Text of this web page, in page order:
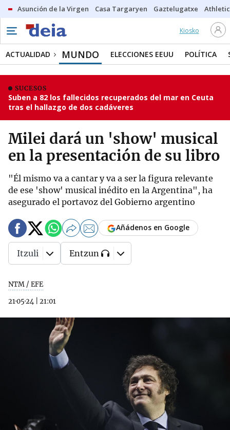
Asunción de la Virgen Casa Targaryen Gaztelugatxe Athletic
Kiosko
ACTUALIDAD MUNDO ELECCIONES EEUU POLÍTICA
SUCESOS
Suben a 82 los fallecidos recuperados del mar en Ceuta
tras el hallazgo de dos cadáveres
Milei dará un 'show' musical
en la presentación de su libro
"Él mismo va a cantar y va a ser la figura relevante
de ese 'show' musical inédito en la Argentina", ha
asegurado el portavoz del Gobierno argentino
NTM / EFE
21·05·24
21:01
Añádenos en Google
Itzuli Entzun